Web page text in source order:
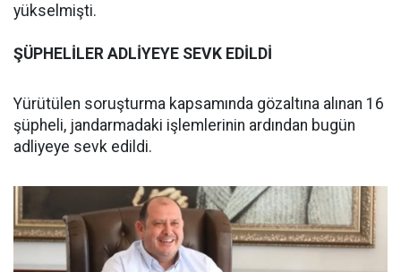
yükselmişti.
ŞÜPHELİLER ADLİYEYE SEVK EDİLDİ
Yürütülen soruşturma kapsamında gözaltına alınan 16
şüpheli, jandarmadaki işlemlerinin ardından bugün
adliyeye sevk edildi.